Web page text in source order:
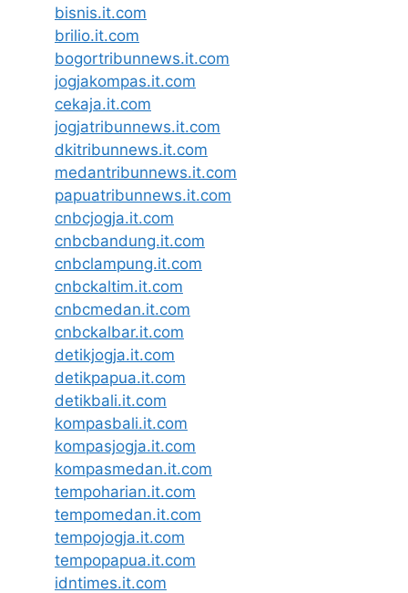
bisnis.it.com
brilio.it.com
bogortribunnews.it.com
jogjakompas.it.com
cekaja.it.com
jogjatribunnews.it.com
dkitribunnews.it.com
medantribunnews.it.com
papuatribunnews.it.com
cnbcjogja.it.com
cnbcbandung.it.com
cnbclampung.it.com
cnbckaltim.it.com
cnbcmedan.it.com
cnbckalbar.it.com
detikjogja.it.com
detikpapua.it.com
detikbali.it.com
kompasbali.it.com
kompasjogja.it.com
kompasmedan.it.com
tempoharian.it.com
tempomedan.it.com
tempojogja.it.com
tempopapua.it.com
idntimes.it.com